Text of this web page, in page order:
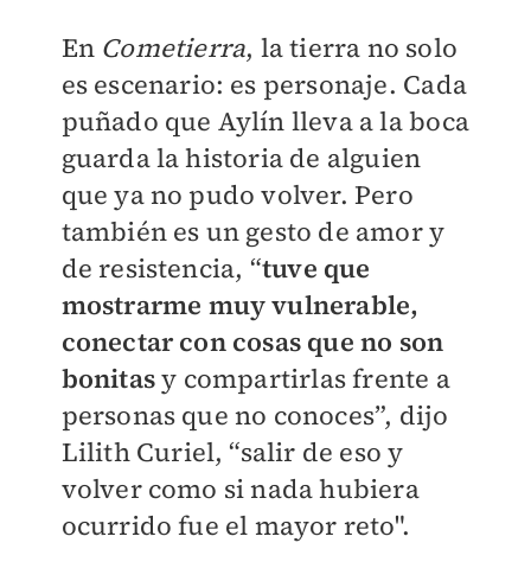
En Cometierra, la tierra no solo
es escenario: es personaje. Cada
puñado que Aylín lleva a la boca
guarda la historia de alguien
que ya no pudo volver. Pero
también es un gesto de amor y
de resistencia, “tuve que
mostrarme muy vulnerable,
conectar con cosas que no son
bonitasy compartirlas frente a
personas que no conoces”, dijo
Lilith Curiel, “salir de eso y
volver como si nada hubiera
ocurrido fue el mayor reto".